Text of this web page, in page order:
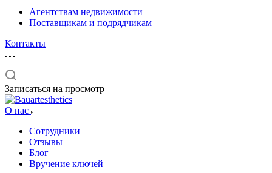
Агентствам недвижимости
Поставщикам и подрядчикам
Контакты
Записаться на просмотр
О нас
Сотрудники
Отзывы
Блог
Вручение ключей